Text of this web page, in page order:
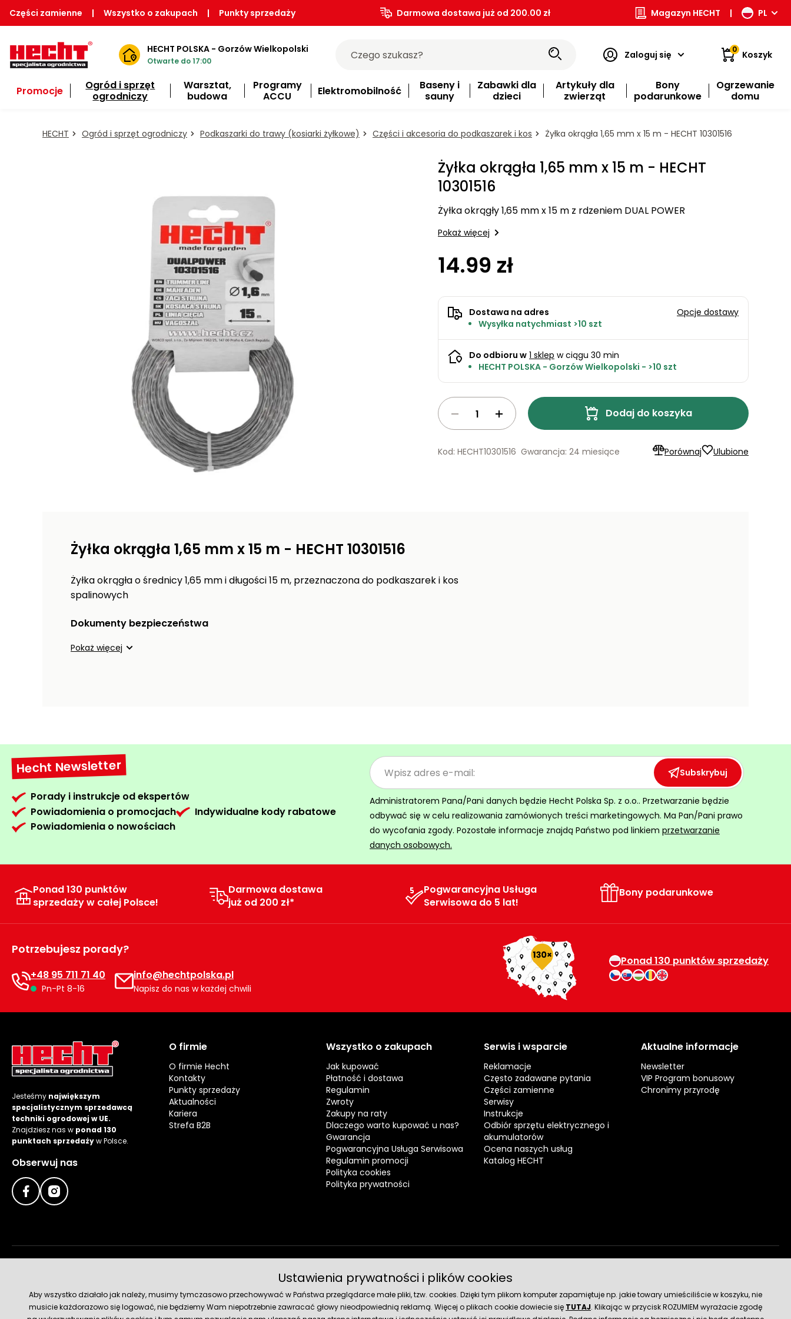
Części zamienne | Wszystko o zakupach | Punkty sprzedaży Darmowa dostawa już od 200.00 zł Magazyn HECHT | PL
HECHT POLSKA - Gorzów Wielkopolski
Otwarte do 17:00
Zaloguj się 0 Koszyk
Promocje
Ogród i sprzęt
ogrodniczy
Warsztat,
budowa
Programy
ACCU
Elektromobilność
Baseny i
sauny
Zabawki dla
dzieci
Artykuły dla
zwierząt
Bony
podarunkowe
Ogrzewanie
domu
HECHT Ogród i sprzęt ogrodniczy Podkaszarki do trawy (kosiarki żyłkowe) Części i akcesoria do podkaszarek i kos Żyłka okrągła 1,65 mm x 15 m - HECHT 10301516
Żyłka okrągła 1,65 mm x 15 m - HECHT
10301516
Żyłka okrągły 1,65 mm x 15 m z rdzeniem DUAL POWER
Pokaż więcej
14.99 zł
Dostawa na adres
Wysyłka natychmiast >10 szt
Opcje dostawy
Do odbioru w 1 sklep w ciągu 30 min
HECHT POLSKA - Gorzów Wielkopolski - >10 szt
Dodaj do koszyka
Porównaj Ulubione
Kod: HECHT10301516 Gwarancja: 24 miesiące
Żyłka okrągła 1,65 mm x 15 m - HECHT 10301516
Żyłka okrągła o średnicy 1,65 mm i długości 15 m, przeznaczona do podkaszarek i kos
spalinowych
Dokumenty bezpieczeństwa
Pokaż więcej
Hecht Newsletter
Porady i instrukcje od ekspertów
Powiadomienia o promocjach
Indywidualne kody rabatowe
Powiadomienia o nowościach
Subskrybuj
Administratorem Pana/Pani danych będzie Hecht Polska Sp. z o.o.. Przetwarzanie będzie
odbywać się w celu realizowania zamówionych treści marketingowych. Ma Pan/Pani prawo
do wycofania zgody. Pozostałe informacje znajdą Państwo pod linkiem przetwarzanie
danych osobowych.
Ponad 130 punktów
sprzedaży w całej Polsce!
Darmowa dostawa
już od 200 zł*
Pogwarancyjna Usługa
Serwisowa do 5 lat!
Bony podarunkowe
Potrzebujesz porady?
+48 95 711 71 40
Pn-Pt 8-16
info@hechtpolska.pl
Napisz do nas w każdej chwili
Ponad 130 punktów sprzedaży
Jesteśmy największym
specjalistycznym sprzedawcą
techniki ogrodowej w UE.
Znajdziesz nas w ponad 130
punktach sprzedażyw Polsce.
Obserwuj nas
O firmie
O firmie Hecht
Kontakty
Punkty sprzedaży
Aktualności
Kariera
Strefa B2B
Wszystko o zakupach
Jak kupować
Płatność i dostawa
Regulamin
Zwroty
Zakupy na raty
Dlaczego warto kupować u nas?
Gwarancja
Pogwarancyjna Usługa Serwisowa
Regulamin promocji
Polityka cookies
Polityka prywatności
Serwis i wsparcie
Reklamacje
Często zadawane pytania
Części zamienne
Serwisy
Instrukcje
Odbiór sprzętu elektrycznego i
akumulatorów
Ocena naszych usług
Katalog HECHT
Aktualne informacje
Newsletter
VIP Program bonusowy
Chronimy przyrodę
Metody dostawy
Ustawienia prywatności i plików cookies
Aby wszystko działało jak należy, musimy tymczasowo przechowywać w Państwa przeglądarce małe pliki, tzw. cookies. Dzięki tym plikom komputer zapamiętuje np. jakie towary umieściliście w koszyku, nie
musicie każdorazowo się logować, nie będziemy Wam niepotrzebnie zawracać głowy nieodpowiednią reklamą. Więcej o plikach cookie dowiecie się TUTAJ. Klikając w przycisk ROZUMIEM wyrażacie zgodę